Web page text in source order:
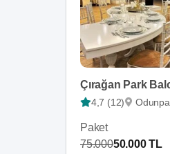
4,7 (12) Odunpazarı
Paket
75.00050.000 TL